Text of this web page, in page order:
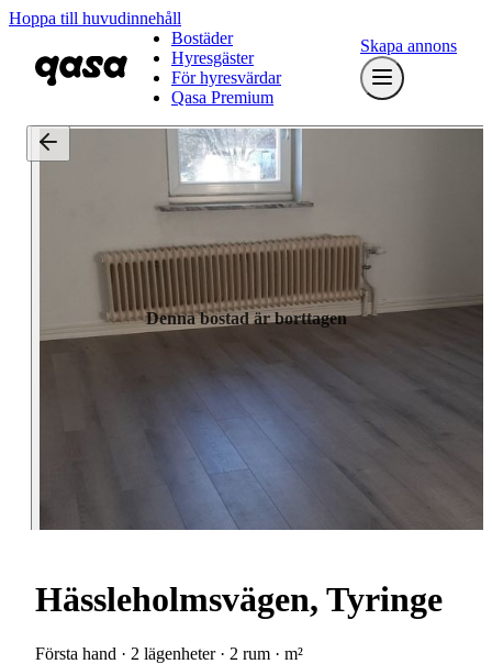
Hoppa till huvudinnehåll
Bostäder
Hyresgäster
För hyresvärdar
Qasa Premium
Skapa annons
Denna bostad är borttagen
Hässleholmsvägen, Tyringe
Första hand · 2 lägenheter · 2 rum · m²